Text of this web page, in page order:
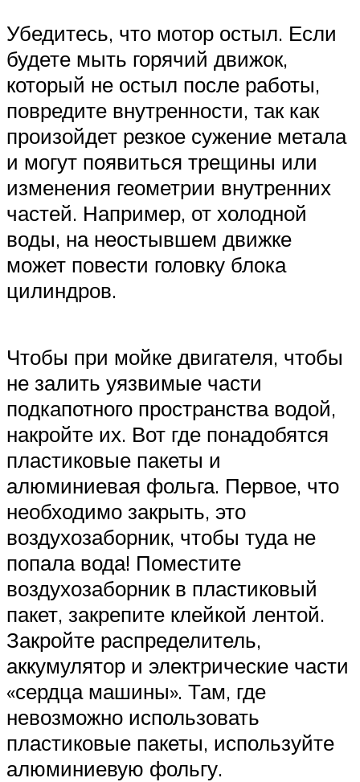
Убедитесь, что мотор остыл. Если
будете мыть горячий движок,
который не остыл после работы,
повредите внутренности, так как
произойдет резкое сужение метала
и могут появиться трещины или
изменения геометрии внутренних
частей. Например, от холодной
воды, на неостывшем движке
может повести головку блока
цилиндров.
Чтобы при мойке двигателя, чтобы
не залить уязвимые части
подкапотного пространства водой,
накройте их. Вот где понадобятся
пластиковые пакеты и
алюминиевая фольга. Первое, что
необходимо закрыть, это
воздухозаборник, чтобы туда не
попала вода! Поместите
воздухозаборник в пластиковый
пакет, закрепите клейкой лентой.
Закройте распределитель,
аккумулятор и электрические части
«сердца машины». Там, где
невозможно использовать
пластиковые пакеты, используйте
алюминиевую фольгу.